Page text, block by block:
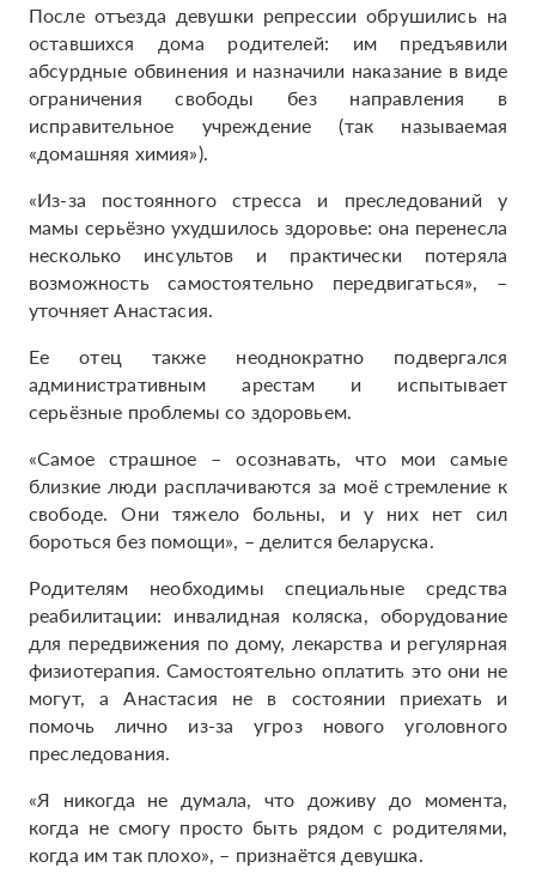
После отъезда девушки репрессии обрушились на
оставшихся дома родителей: им предъявили
абсурдные обвинения и назначили наказание в виде
ограничения свободы без направления в
исправительное учреждение (так называемая
«домашняя химия»).
«Из-за постоянного стресса и преследований у
мамы серьёзно ухудшилось здоровье: она перенесла
несколько инсультов и практически потеряла
возможность самостоятельно передвигаться», –
уточняет Анастасия.
Ее отец также неоднократно подвергался
административным арестам и испытывает
серьёзные проблемы со здоровьем.
«Самое страшное – осознавать, что мои самые
близкие люди расплачиваются за моё стремление к
свободе. Они тяжело больны, и у них нет сил
бороться без помощи», – делится беларуска.
Родителям необходимы специальные средства
реабилитации: инвалидная коляска, оборудование
для передвижения по дому, лекарства и регулярная
физиотерапия. Самостоятельно оплатить это они не
могут, а Анастасия не в состоянии приехать и
помочь лично из-за угроз нового уголовного
преследования.
«Я никогда не думала, что доживу до момента,
когда не смогу просто быть рядом с родителями,
когда им так плохо», – признаётся девушка.